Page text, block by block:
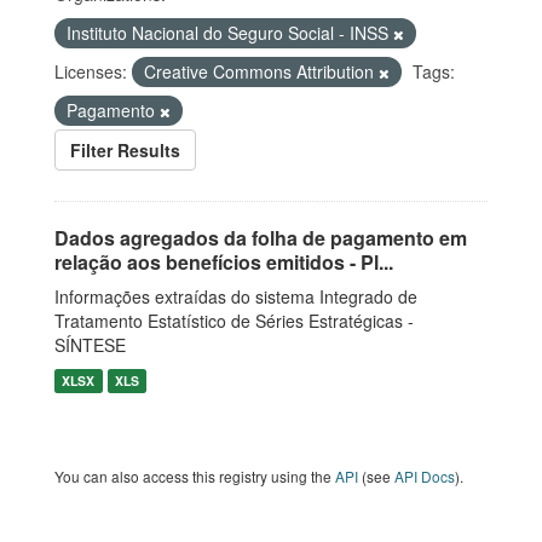
Instituto Nacional do Seguro Social - INSS
Licenses:
Creative Commons Attribution
Tags:
Pagamento
Filter Results
Dados agregados da folha de pagamento em
relação aos benefícios emitidos - Pl...
Informações extraídas do sistema Integrado de
Tratamento Estatístico de Séries Estratégicas -
SÍNTESE
XLSX XLS
You can also access this registry using the API (see API Docs).